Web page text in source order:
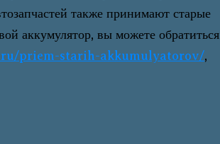
также принимают старые
аккумулятор, вы можете обратиться
priem-starih-akkumulyatorov/,